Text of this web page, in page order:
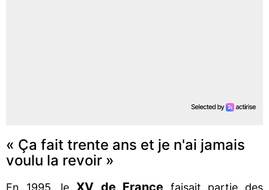
« Ça fait trente ans et je n'ai jamais
voulu la revoir »
En 1995, le XV de France faisait partie des